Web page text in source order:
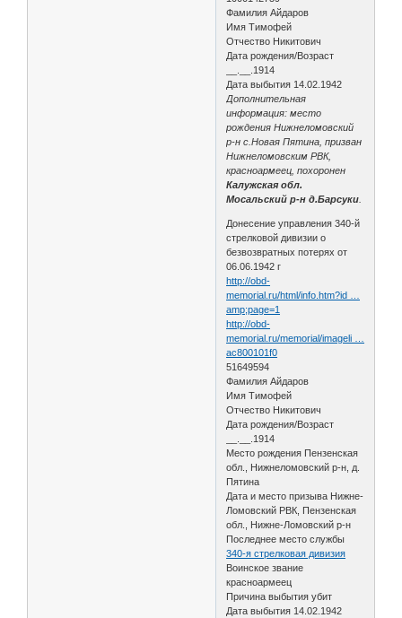
Фамилия Айдаров
Имя Тимофей
Отчество Никитович
Дата рождения/Возраст
__.__.1914
Дата выбытия 14.02.1942
Дополнительная
информация: место
рождения Нижнеломовский
р-н с.Новая Пятина, призван
Нижнеломовским РВК,
красноармеец, похоронен
Калужская обл.
Мосальский р-н д.Барсуки
Донесение управления 340-й
стрелковой дивизии о
безвозвратных потерях от
06.06.1942 г
http://obd-
memorial.ru/html/info.htm?id …
amp;page=1
http://obd-
memorial.ru/memorial/imageli …
ac800101f0
51649594
Фамилия Айдаров
Имя Тимофей
Отчество Никитович
Дата рождения/Возраст
__.__.1914
Место рождения Пензенская
обл., Нижнеломовский р-н, д.
Пятина
Дата и место призыва Нижне-
Ломовский РВК, Пензенская
обл., Нижне-Ломовский р-н
Последнее место службы
340-я стрелковая дивизия
Воинское звание
красноармеец
Причина выбытия убит
Дата выбытия 14.02.1942